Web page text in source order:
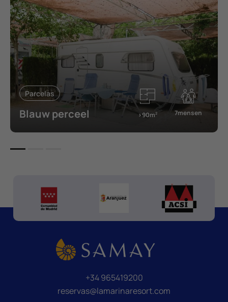
Parcelas
Blauw perceel >90m2 7mensen
+34 965419200
reservas@lamarinaresort.com